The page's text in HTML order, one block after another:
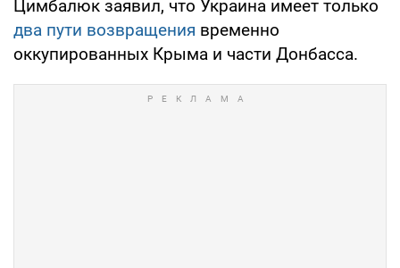
Цимбалюк заявил, что Украина имеет только
два пути возвращения временно
оккупированных Крыма и части Донбасса.